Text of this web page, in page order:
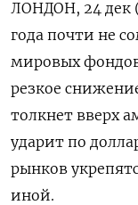
ЛОНДОН, 24 дек
года почти не
мировых
резкое
толкнет вверх
ударит по
рынков
иной.